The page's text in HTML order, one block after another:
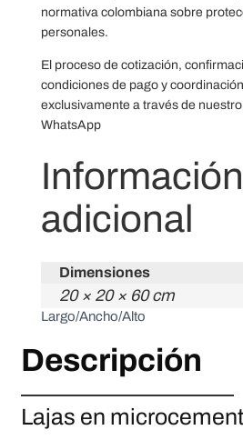
normativa colombiana sobre
personales.
El proceso de cotización,
condiciones de pago y
exclusivamente a través de
WhatsApp
Información
adicional
Dimensiones
20 × 20 × 60 cm
Largo/Ancho/Alto
Descripción
Lajas en